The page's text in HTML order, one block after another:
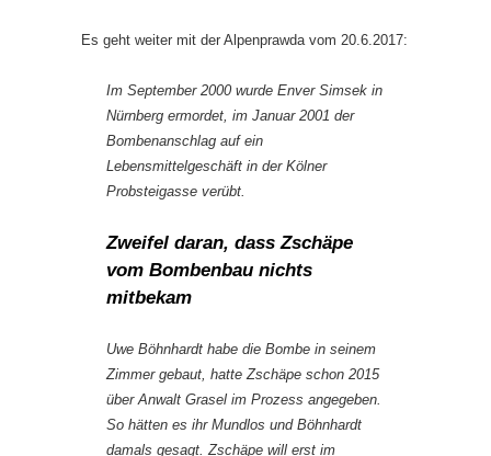
Es geht weiter mit der Alpenprawda vom 20.6.2017:
Im September 2000 wurde Enver Simsek in
Nürnberg ermordet, im Januar 2001 der
Bombenanschlag auf ein
Lebensmittelgeschäft in der Kölner
Probsteigasse verübt.
Zweifel daran, dass Zschäpe
vom Bombenbau nichts
mitbekam
Uwe Böhnhardt habe die Bombe in seinem
Zimmer gebaut, hatte Zschäpe schon 2015
über Anwalt Grasel im Prozess angegeben.
So hätten es ihr Mundlos und Böhnhardt
damals gesagt. Zschäpe will erst im